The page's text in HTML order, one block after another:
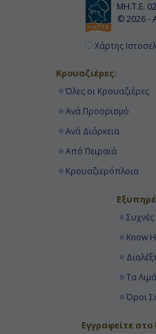
ΜΗ.Τ.Ε.
© 2026 -
Χάρτης
Κρουαζιέρες:
Όλες οι Κρουαζιέρες
Ανά Προορισμό
Ανά Διάρκεια
Από Πειραιά
Κρουαζιερόπλοια
Συχνές
Know
Τα
Όροι
Εγγραφείτε